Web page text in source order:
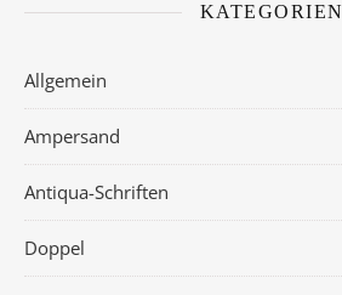
KATEGORIEN
Allgemein
Ampersand
Antiqua-Schriften
Doppel